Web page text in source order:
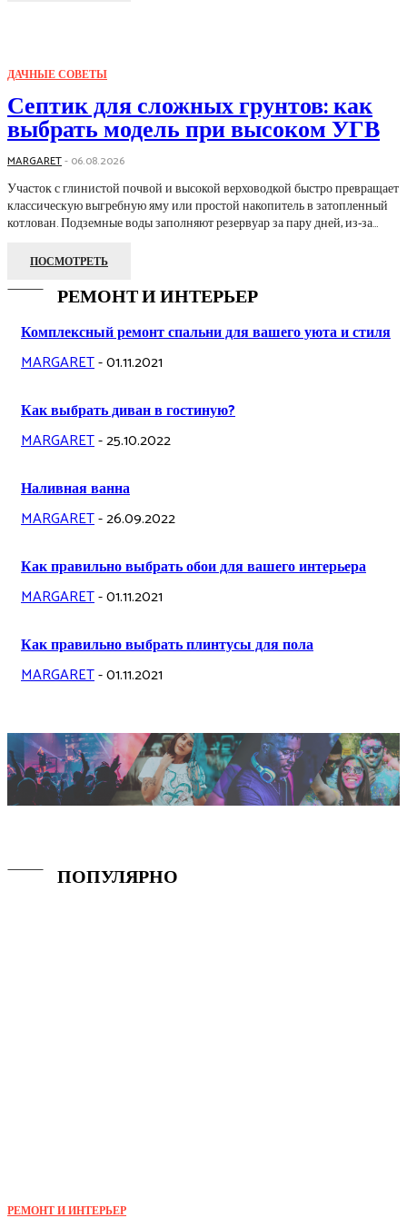
ДАЧНЫЕ СОВЕТЫ
Септик для сложных грунтов: как
выбрать модель при высоком УГВ
MARGARET- 06.08.2026
Участок с глинистой почвой и высокой верховодкой быстро превращает
классическую выгребную яму или простой накопитель в затопленный
котлован. Подземные воды заполняют резервуар за пару дней, из-за...
ПОСМОТРЕТЬ
РЕМОНТ И ИНТЕРЬЕР
Комплексный ремонт спальни для вашего уюта и стиля
MARGARET-01.11.2021
Как выбрать диван в гостиную?
MARGARET-25.10.2022
Наливная ванна
MARGARET-26.09.2022
Как правильно выбрать обои для вашего интерьера
MARGARET-01.11.2021
Как правильно выбрать плинтусы для пола
MARGARET-01.11.2021
ПОПУЛЯРНО
РЕМОНТ И ИНТЕРЬЕР